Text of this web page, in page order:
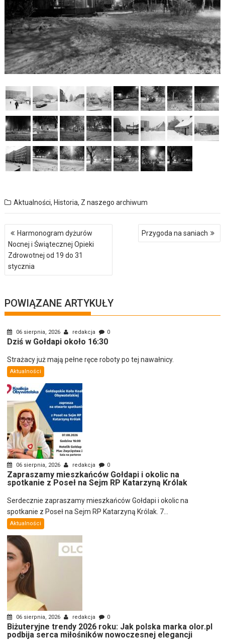
Aktualności, Historia, Z naszego archiwum
Nawigacja
wpisu
Harmonogram dyżurów
Nocnej i Świątecznej Opieki
Zdrowotnej od 19 do 31
stycznia
Przygoda na saniach
POWIĄZANE ARTYKUŁY
06 sierpnia, 2026 redakcja 0
Dziś w Gołdapi około 16:30
Strażacy już mają pełne ręce roboty po tej nawałnicy.
Aktualności
06 sierpnia, 2026 redakcja 0
Zapraszamy mieszkańców Gołdapi i okolic na
spotkanie z Poseł na Sejm RP Katarzyną Królak
Serdecznie zapraszamy mieszkańców Gołdapi i okolic na
spotkanie z Poseł na Sejm RP Katarzyną Królak. 7...
Aktualności
06 sierpnia, 2026 redakcja 0
Biżuteryjne trendy 2026 roku: Jak polska marka olor.pl
podbija serca miłośników nowoczesnej elegancji